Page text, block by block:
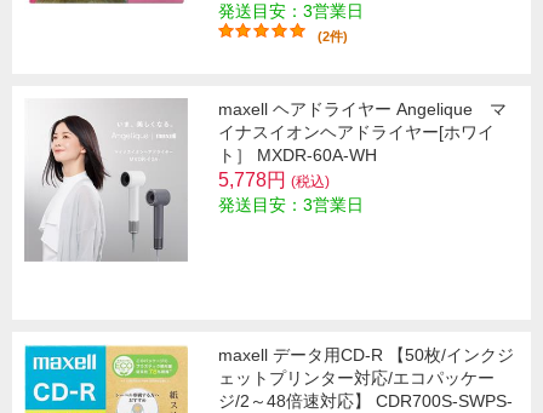
発送目安：3営業日
(2件)
maxell ヘアドライヤー Angelique マ
イナスイオンヘアドライヤー[ホワイ
ト］ MXDR-60A-WH
5,778円 (税込)
発送目安：3営業日
maxell データ用CD-R 【50枚/インクジ
ェットプリンター対応/エコパッケー
ジ/2～48倍速対応】 CDR700S-SWPS-